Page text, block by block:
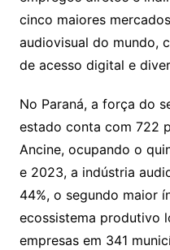
cinco maiores
audiovisual do mundo,
de acesso digital e
No Paraná, a força do
estado conta com 722
Ancine, ocupando o
e 2023, a indústria
44%, o segundo maior
ecossistema produtivo
empresas em 341